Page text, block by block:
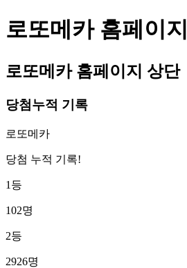
로또메카 홈페이지
로또메카 홈페이지 상단
당첨누적 기록
로또메카
당첨 누적 기록!
1등
102명
2등
2926명